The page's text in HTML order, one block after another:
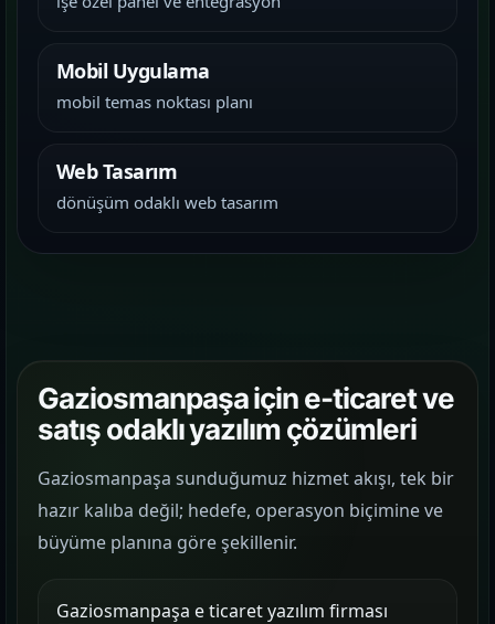
Mobil Uygulama
mobil temas noktası planı
Web Tasarım
dönüşüm odaklı web tasarım
Gaziosmanpaşa için e-ticaret ve
satış odaklı yazılım çözümleri
Gaziosmanpaşa sunduğumuz hizmet akışı, tek bir
hazır kalıba değil; hedefe, operasyon biçimine ve
büyüme planına göre şekillenir.
Gaziosmanpaşa e ticaret yazılım firması